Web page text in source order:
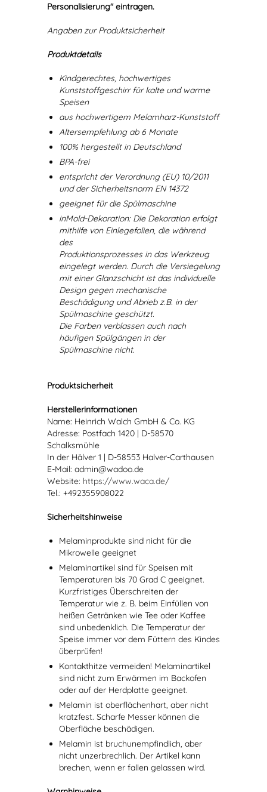
Personalisierung" eintragen.
Angaben zur Produktsicherheit
Produktdetails
Kindgerechtes, hochwertiges
Kunststoffgeschirr für kalte und warme
Speisen
aus hochwertigem Melamharz-Kunststoff
Altersempfehlung ab 6 Monate
100% hergestellt in Deutschland
BPA-frei
entspricht der Verordnung (EU) 10/2011
und der Sicherheitsnorm EN 14372
geeignet für die Spülmaschine
inMold-Dekoration: Die Dekoration erfolgt
mithilfe von Einlegefolien, die während
des
Produktionsprozesses in das Werkzeug
eingelegt werden. Durch die Versiegelung
mit einer Glanzschicht ist das individuelle
Design gegen mechanische
Beschädigung und Abrieb z.B. in der
Spülmaschine geschützt.
Die Farben verblassen auch nach
häufigen Spülgängen in der
Spülmaschine nicht.
Produktsicherheit
Herstellerinformationen
Name: Heinrich Walch GmbH & Co. KG
Adresse: Postfach 1420 | D-58570
Schalksmühle
In der Hälver 1 | D-58553 Halver-Carthausen
E-Mail: admin@wadoo.de
Website: https://www.waca.de/
Tel.: +492355908022
Sicherheitshinweise
Melaminprodukte sind nicht für die
Mikrowelle geeignet
Melaminartikel sind für Speisen mit
Temperaturen bis 70 Grad C geeignet.
Kurzfristiges Überschreiten der
Temperatur wie z. B. beim Einfüllen von
heißen Getränken wie Tee oder Kaffee
sind unbedenklich. Die Temperatur der
Speise immer vor dem Füttern des Kindes
überprüfen!
Kontakthitze vermeiden! Melaminartikel
sind nicht zum Erwärmen im Backofen
oder auf der Herdplatte geeignet.
Melamin ist oberflächenhart, aber nicht
kratzfest. Scharfe Messer können die
Oberfläche beschädigen.
Melamin ist bruchunempfindlich, aber
nicht unzerbrechlich. Der Artikel kann
brechen, wenn er fallen gelassen wird.